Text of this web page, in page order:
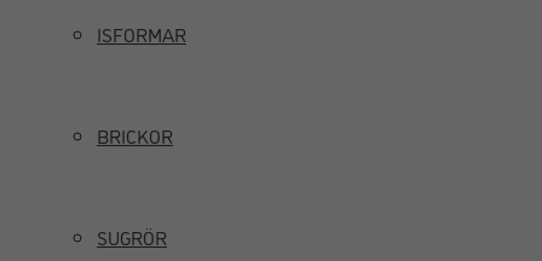
ISFORMAR
BRICKOR
SUGRÖR